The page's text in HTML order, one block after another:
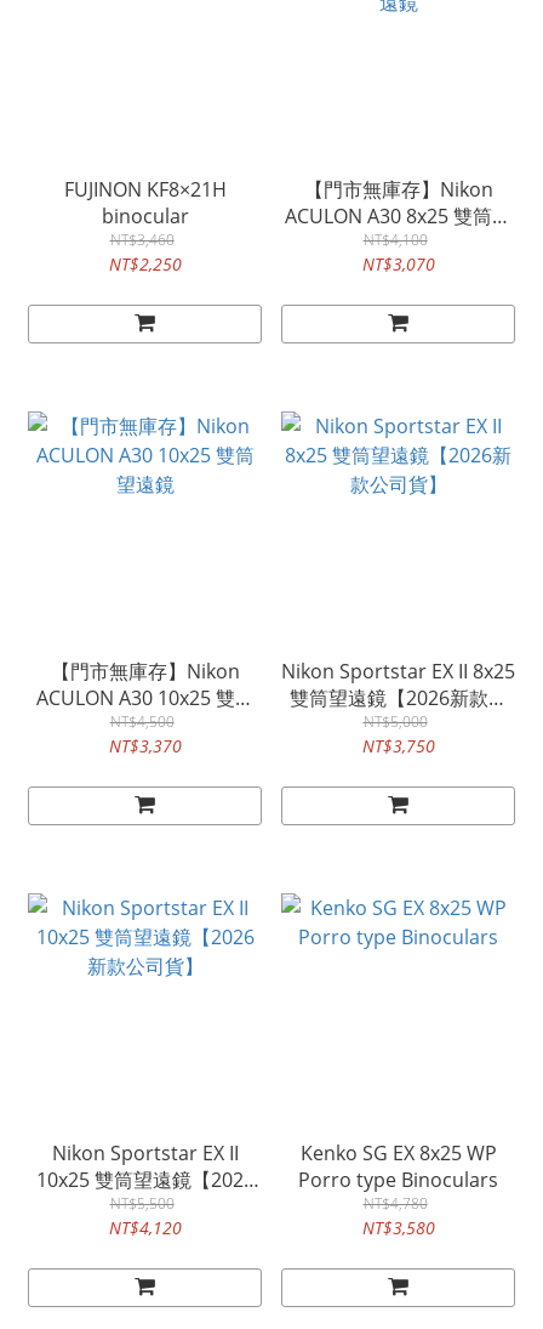
FUJINON KF8×21H
binocular
NT$3,460
NT$2,250
【門市無庫存】Nikon
ACULON A30 8x25 雙筒望
遠鏡
NT$4,100
NT$3,070
【門市無庫存】Nikon
ACULON A30 10x25 雙筒
望遠鏡
NT$4,500
NT$3,370
Nikon Sportstar EX II 8x25
雙筒望遠鏡【2026新款公
司貨】
NT$5,000
NT$3,750
Nikon Sportstar EX II
10x25 雙筒望遠鏡【2026
新款公司貨】
NT$5,500
NT$4,120
Kenko SG EX 8x25 WP
Porro type Binoculars
NT$4,780
NT$3,580